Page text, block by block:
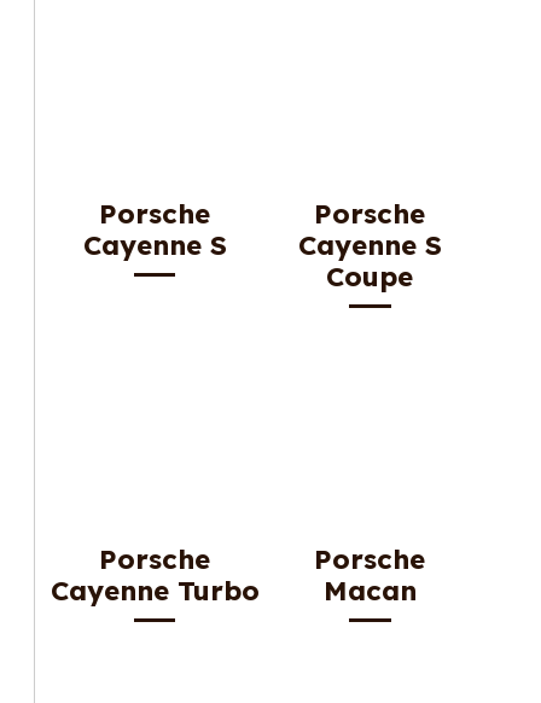
Porsche
Cayenne S
Porsche
Cayenne S
Coupe
Porsche
Cayenne Turbo
Porsche
Macan